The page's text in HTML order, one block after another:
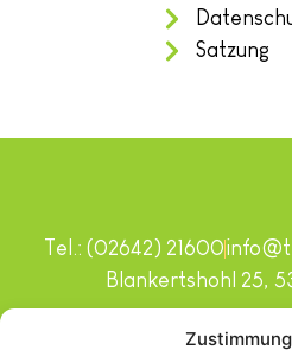
Satzung
Copyright © 2024. Alle
Tel.: (02642) 21600
Blankertshohl 25,